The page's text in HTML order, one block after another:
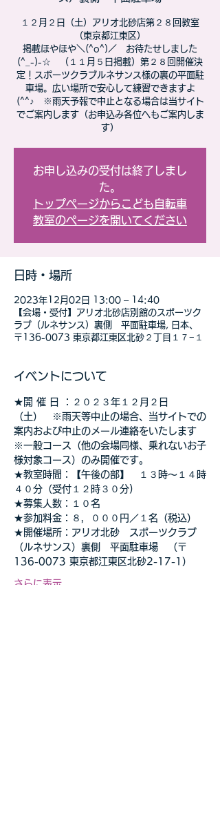
１２月２日（土）アリオ北砂店第２８回教室
（東京都江東区）​
掲載ほやほや＼(^o^)／ お待たせしました
(^_-)-☆ （１１月５日掲載）第２８回開催決
定！スポーツクラブルネサンス様の裏の平面駐
車場。広い場所で安心して練習できますよ
(^^♪ ※雨天予報で中止となる場合は当サイト
でご案内します（お申込み各位へもご案内しま
す）
お申し込みの受付は終了しまし
た。
トップページからこども自転車
教室のページを開いてください
日時・場所
2023年12月02日 13:00 – 14:40
【会場・受付】アリオ北砂店別館のスポーツク
ラブ（ルネサンス）裏側 平面駐車場, 日本、
〒136-0073 東京都江東区北砂２丁目１７−１
イベントについて
★開 催 日 ：２０２３年１２月２日
（土）　※雨天等中止の場合、当サイトでの
案内および中止のメール連絡をいたします
※一般コース（他の会場同様、乗れないお子
様対象コース）のみ開催です。
★教室時間：【午後の部】　１３時～１４時
４０分（受付１２時３０分)
★募集人数：１０名
★参加料金：８，０００円／１名（税込）
★開催場所：アリオ北砂　スポーツクラブ
（ルネサンス）裏側　平面駐車場　（〒
136-0073 東京都江東区北砂2-17-1）
さらに表示